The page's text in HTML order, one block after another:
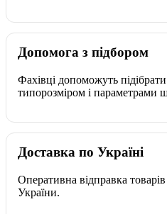
Допомога з підбором
Фахівці допоможуть
типорозміром і параметрами
Доставка по Україні
Оперативна відправка
України.